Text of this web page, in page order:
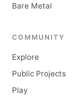
Bare Metal
COMMUNITY
Explore
Public Projects
Play